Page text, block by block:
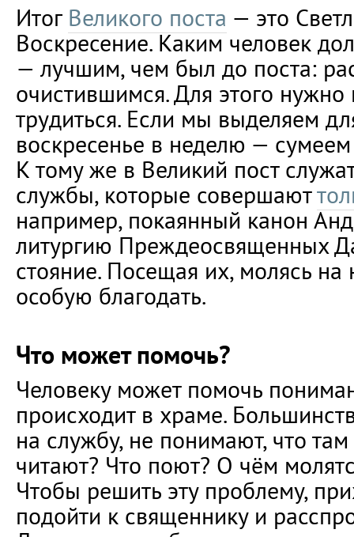
Итог Великого поста — это
Воскресение. Каким человек
— лучшим, чем был до поста:
очистившимся. Для этого нужно
трудиться. Если мы выделяем
воскресенье в неделю — сумеем
К тому же в Великий пост
службы, которые совершают
например, покаянный канон
литургию Преждеосвященных
стояние. Посещая их, молясь
особую благодать.
Что может помочь?
Человеку может помочь
происходит в храме.
на службу, не понимают, что
читают? Что поют? О чём
Чтобы решить эту проблему,
подойти к священнику и